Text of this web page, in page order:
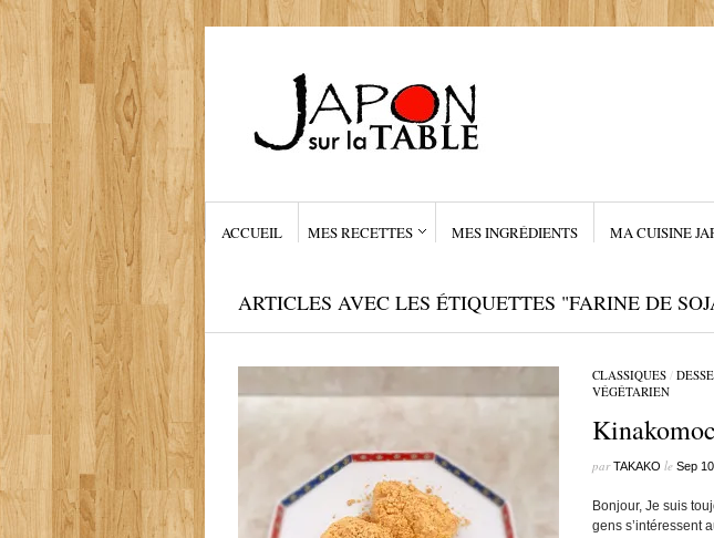
ACCUEIL MES RECETTES MES INGRÉDIENTS MA CUISINE
ARTICLES AVEC LES ÉTIQUETTES "FARINE DE
CLASSIQUES/
VÉGÉTARIEN
parTAKAKO le Sep
Bonjour, Je suis
gens s’intéressent